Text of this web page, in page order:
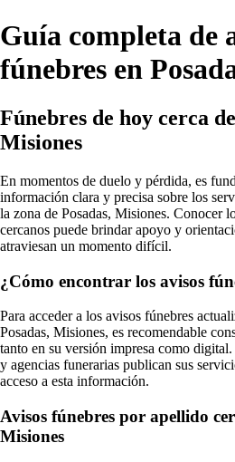
Guía completa de
fúnebres en
Fúnebres de hoy cerca
Misiones
En momentos de duelo y pérdida, es
información clara y precisa sobre los
la zona de Posadas, Misiones. Conocer
cercanos puede brindar apoyo y
atraviesan un momento difícil.
¿Cómo encontrar los avisos
Para acceder a los avisos fúnebres
Posadas, Misiones, es recomendable
tanto en su versión impresa como
y agencias funerarias publican sus
acceso a esta información.
Avisos fúnebres por apellido
Misiones